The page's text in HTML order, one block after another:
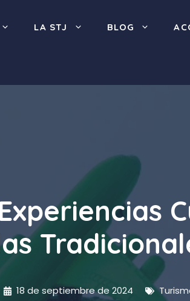
LA STJ BLOG
18 de septiembre de 2024